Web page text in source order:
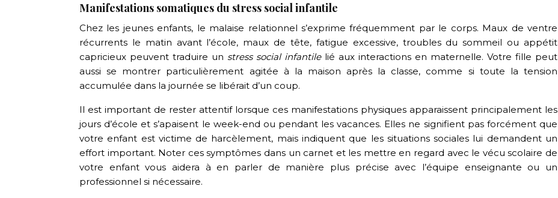
Manifestations somatiques du stress social infantile
Chez les jeunes enfants, le malaise relationnel s’exprime fréquemment par le corps. Maux de ventre
récurrents le matin avant l’école, maux de tête, fatigue excessive, troubles du sommeil ou appétit
capricieux peuvent traduire un stress social infantilelié aux interactions en maternelle. Votre fille peut
aussi se montrer particulièrement agitée à la maison après la classe, comme si toute la tension
accumulée dans la journée se libérait d’un coup.
Il est important de rester attentif lorsque ces manifestations physiques apparaissent principalement les
jours d’école et s’apaisent le week-end ou pendant les vacances. Elles ne signifient pas forcément que
votre enfant est victime de harcèlement, mais indiquent que les situations sociales lui demandent un
effort important. Noter ces symptômes dans un carnet et les mettre en regard avec le vécu scolaire de
votre enfant vous aidera à en parler de manière plus précise avec l’équipe enseignante ou un
professionnel si nécessaire.